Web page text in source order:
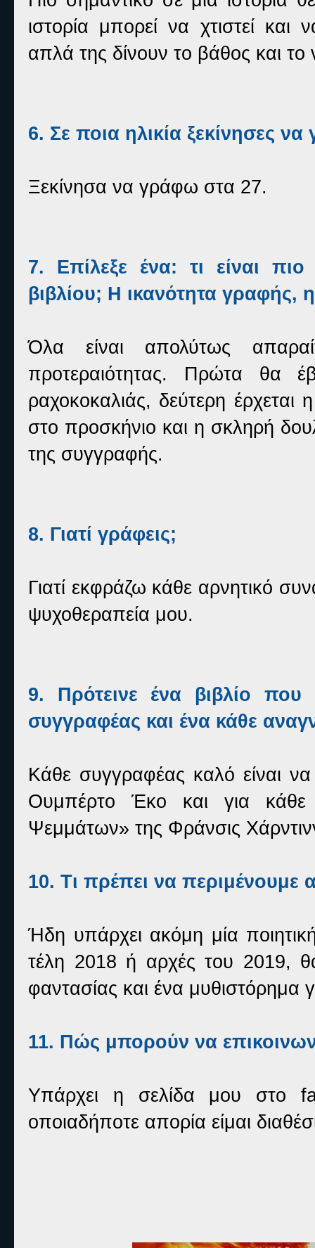
ιστορία μπορεί να χτιστεί
απλά της δίνουν το βάθος και
6. Σε ποια ηλικία ξεκίνησες
Ξεκίνησα να γράφω στα 27.
7. Επίλεξε ένα: τι είναι
βιβλίου; Η ικανότητα
Όλα είναι απολύτως
προτεραιότητας. Πρώτα θα
ραχοκοκαλιάς, δεύτερη έρχεται
στο προσκήνιο και η σκληρή
της συγγραφής.
8. Γιατί γράφεις;
Γιατί εκφράζω κάθε αρνητικό
ψυχοθεραπεία μου.
9. Πρότεινε ένα βιβλίο που
συγγραφέας και ένα κάθε
Κάθε συγγραφέας καλό είναι
Ουμπέρτο Έκο και για
Ψεμμάτων» της Φράνσις
10. Τι πρέπει να
Ήδη υπάρχει ακόμη μία
τέλη 2018 ή αρχές του 2019,
φαντασίας και ένα μυθιστόρημα
11. Πώς μπορούν να
Υπάρχει η σελίδα μου στο
οποιαδήποτε απορία είμαι